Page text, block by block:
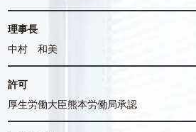
理事長
中村 和美
許可
厚生労働大臣熊本労働局承認